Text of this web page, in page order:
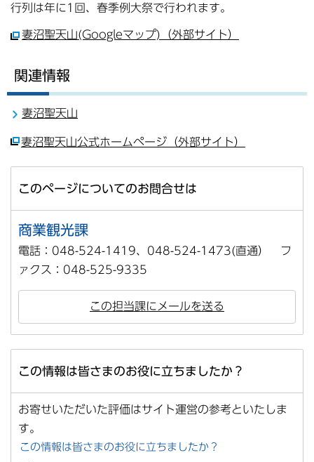
行列は年に1回、春季例大祭で行われます。
妻沼聖天山(Googleマップ)（外部サイト）
関連情報
妻沼聖天山
妻沼聖天山公式ホームページ（外部サイト）
このページについてのお問合せは
商業観光課
電話：048-524-1419、048-524-1473(直通） フ
ァクス：048-525-9335
この担当課にメールを送る
この情報は皆さまのお役に立ちましたか？
お寄せいただいた評価はサイト運営の参考といたしま
す。
この情報は皆さまのお役に立ちましたか？